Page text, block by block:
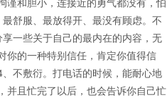
舒服、最放得开、最没有顾虑。不
一些关于自己的最内在的内容，无
你的一种特别信任，肯定你值得信
不敷衍。打电话的时候，能耐心地
并且忙完了以后，也会告诉你自己忙